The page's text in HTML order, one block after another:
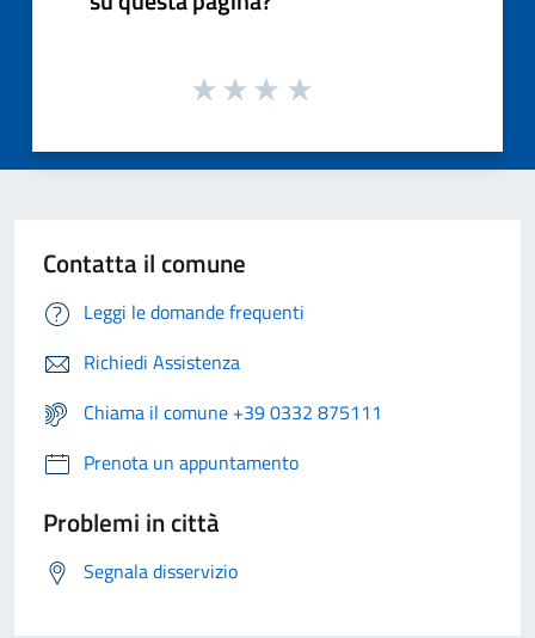
Contatta il comune
Leggi le domande frequenti
Richiedi Assistenza
Chiama il comune +39 0332 875111
Prenota un appuntamento
Problemi in città
Segnala disservizio